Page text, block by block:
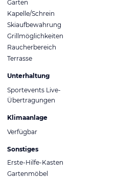
Garten
Kapelle/Schrein
Skiaufbewahrung
Grillmöglichkeiten
Raucherbereich
Terrasse
Unterhaltung
Sportevents Live-
Übertragungen
Klimaanlage
Verfügbar
Sonstiges
Erste-Hilfe-Kasten
Gartenmöbel